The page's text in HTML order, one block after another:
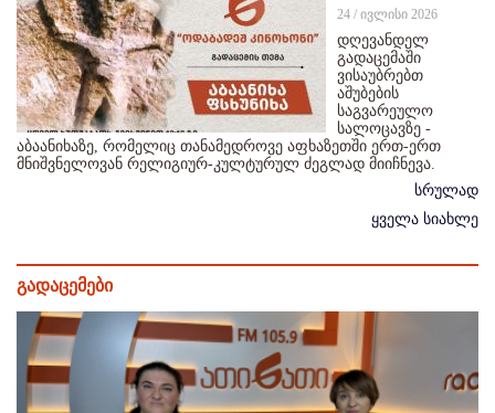
24 / ივლისი 2026
დღევანდელ
გადაცემაში
ვისაუბრებთ
აშუბების
საგვარეულო
სალოცავზე -
აბაანიხაზე, რომელიც თანამედროვე აფხაზეთში ერთ-ერთ
მნიშვნელოვან რელიგიურ-კულტურულ ძეგლად მიიჩნევა.
სრულად
ყველა სიახლე
გადაცემები